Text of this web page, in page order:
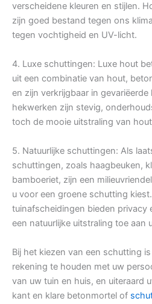
verscheidene kleuren en stijlen.
zijn goed bestand tegen ons
tegen vochtigheid en UV-licht.
4. Luxe schuttingen: Luxe hout
uit een combinatie van hout,
en zijn verkrijgbaar in gevariëerde
hekwerken zijn stevig,
toch de mooie uitstraling van
5. Natuurlijke schuttingen: Als
schuttingen, zoals haagbeuken,
bamboeriet, zijn een
u voor een groene schutting
tuinafscheidingen bieden privacy
een natuurlijke uitstraling toe aan
Bij het kiezen van een schutting
rekening te houden met uw
van uw tuin en huis, en uiteraard
kant en klare betonmortel of